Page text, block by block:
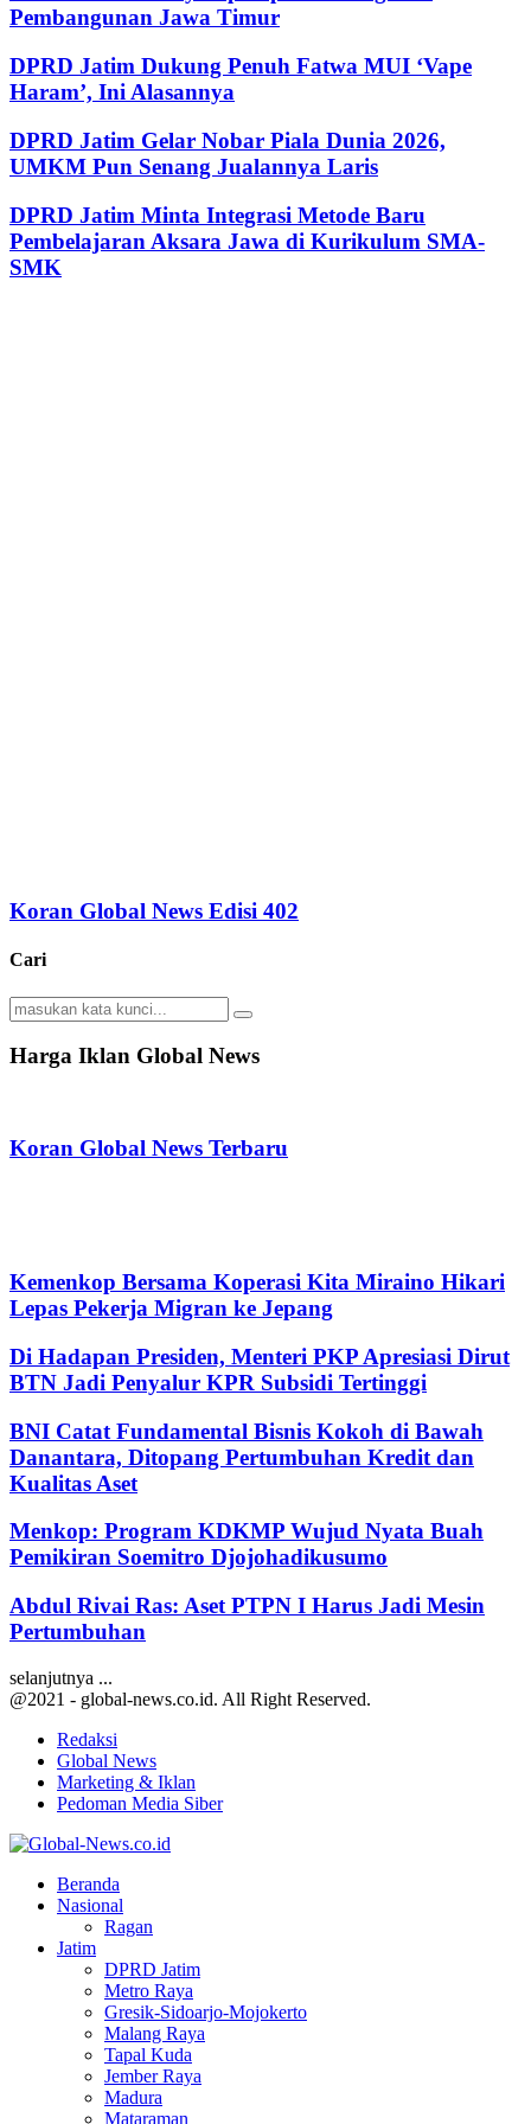
Pembangunan Jawa Timur
DPRD Jatim Dukung Penuh Fatwa MUI ‘Vape
Haram’, Ini Alasannya
DPRD Jatim Gelar Nobar Piala Dunia 2026,
UMKM Pun Senang Jualannya Laris
DPRD Jatim Minta Integrasi Metode Baru
Pembelajaran Aksara Jawa di Kurikulum SMA-
SMK
Koran Global News Edisi 402
Cari
Search
for:
Search
Harga Iklan Global News
Koran Global News Terbaru
Kemenkop Bersama Koperasi Kita Miraino Hikari
Lepas Pekerja Migran ke Jepang
Di Hadapan Presiden, Menteri PKP Apresiasi Dirut
BTN Jadi Penyalur KPR Subsidi Tertinggi
BNI Catat Fundamental Bisnis Kokoh di Bawah
Danantara, Ditopang Pertumbuhan Kredit dan
Kualitas Aset
Menkop: Program KDKMP Wujud Nyata Buah
Pemikiran Soemitro Djojohadikusumo
Abdul Rivai Ras: Aset PTPN I Harus Jadi Mesin
Pertumbuhan
selanjutnya ...
@2021 - global-news.co.id. All Right Reserved.
Redaksi
Global News
Marketing & Iklan
Pedoman Media Siber
Beranda
Nasional
Ragan
Jatim
DPRD Jatim
Metro Raya
Gresik-Sidoarjo-Mojokerto
Malang Raya
Tapal Kuda
Jember Raya
Madura
Mataraman